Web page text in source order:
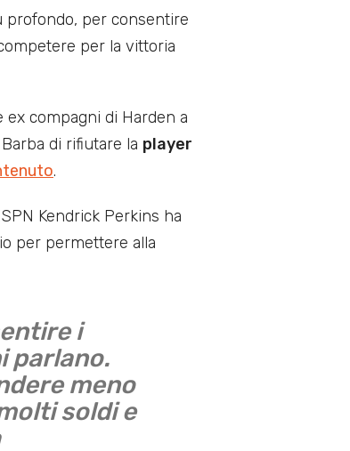
profondo, per consentire
per la vittoria
compagni di Harden a
di rifiutare la player
.
Kendrick Perkins ha
per permettere alla
i
parlano.
meno
soldi e